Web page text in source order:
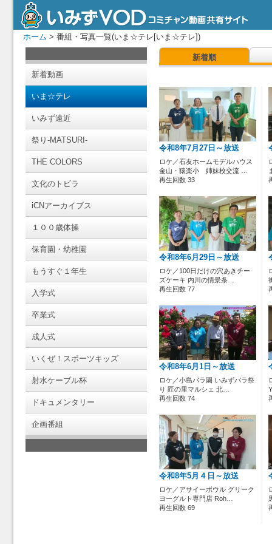
ホーム > 番組・写真一覧(いま☆テレ[いま☆テレ])
新着動画
いま☆テレ
いみず遠近
祭り-MATSURI-
THE COLORS
文化のトビラ
iCNアーカイブス
１００歳体操
保育園・幼稚園
もうすぐ１年生
入学式
卒業式
成人式
いくぜ！スポーツキッズ
射水ケーブル杯
ドキュメンタリー
企画番組
新着順
令和8年7月27日～放送
ロケ／石友ホームモデルハウス
金山・猿楽小 姉妹校交流 …
再生回数 33
令和8年6月29日～放送
ロケ／100日だけの穴あきチー
ズケーキ 内川の情景条…
再生回数 77
令和8年6月1日～放送
ロケ／小島バラ園 いみずバラ祭
り 匠の里マルシェ 北…
再生回数 74
令和8年5月４日～放送
ロケ／アサイーボウル グリーク
ヨーグルト専門店 Roh…
再生回数 69